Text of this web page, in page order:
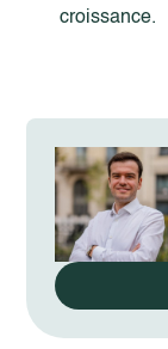
croissance.